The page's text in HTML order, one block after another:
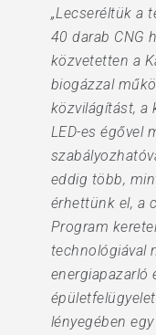
„Lecseréltük a
40 darab CNG
közvetetten a
biogázzal
közvilágítást, a
LED-es égővel
eddig több,
érhettünk el, a
Program
technológiával
energiapazarló
lényegében